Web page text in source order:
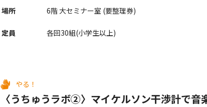
場所 6階 大セミナー室 (要整理券)
定員 各回30組(小学生以上)
やる！
〈うちゅうラボ②〉マイケルソン干渉計で音